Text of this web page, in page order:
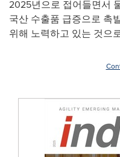
2025년으로 접어들면서
국산 수출품 급증으로 촉
위해 노력하고 있는 것으